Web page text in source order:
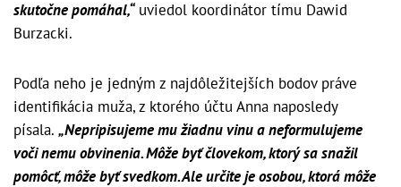
skutočne pomáhal,“uviedol koordinátor tímu Dawid
Burzacki.
Podľa neho je jedným z najdôležitejších bodov práve
identifikácia muža, z ktorého účtu Anna naposledy
písala. „Nepripisujeme mu žiadnu vinu a neformulujeme
voči nemu obvinenia. Môže byť človekom, ktorý sa snažil
pomôcť, môže byť svedkom. Ale určite je osobou, ktorá môže